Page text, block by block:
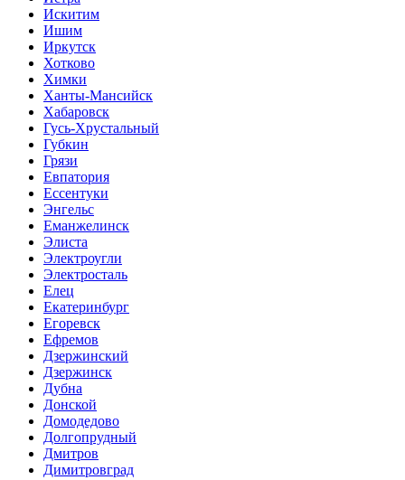
Искитим
Ишим
Иркутск
Хотково
Химки
Ханты-Мансийск
Хабаровск
Гусь-Хрустальный
Губкин
Грязи
Евпатория
Ессентуки
Энгельс
Еманжелинск
Элиста
Электроугли
Электросталь
Елец
Екатеринбург
Егоревск
Ефремов
Дзержинский
Дзержинск
Дубна
Донской
Домодедово
Долгопрудный
Дмитров
Димитровград